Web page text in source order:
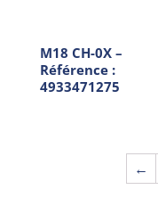
M18 CH-0X –
Référence :
4933471275
←